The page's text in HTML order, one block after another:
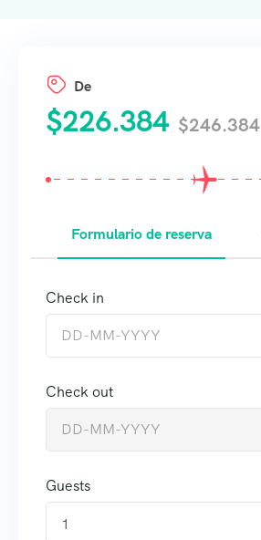
De
$226.384 $246.384
Formulario de reserva
Check in
Check out
Guests
1